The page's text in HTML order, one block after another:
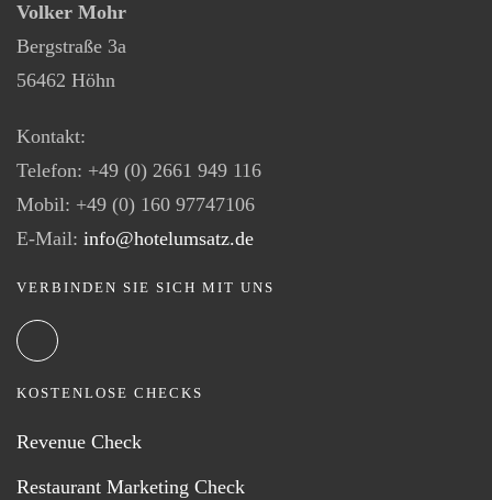
Volker Mohr
Bergstraße 3a
56462 Höhn
Kontakt:
Telefon: +49 (0) 2661 949 116
Mobil: +49 (0) 160 97747106
E-Mail: info@hotelumsatz.de
VERBINDEN SIE SICH MIT UNS
KOSTENLOSE CHECKS
Revenue Check
Restaurant Marketing Check